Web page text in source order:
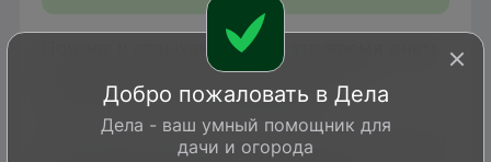
Ночуют и отдыхают гуси в это время днем
на водоемах, а утром и в сумерках
отлетают на места кормежки.
Эти птицы охотно передвигаются по земле
Добро пожаловать в Дела
Дела - ваш умный помощник для
дачи и огорода